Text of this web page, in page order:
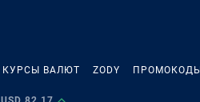
КУРСЫ ВАЛЮТ ZODY ПРОМОКОДЫ